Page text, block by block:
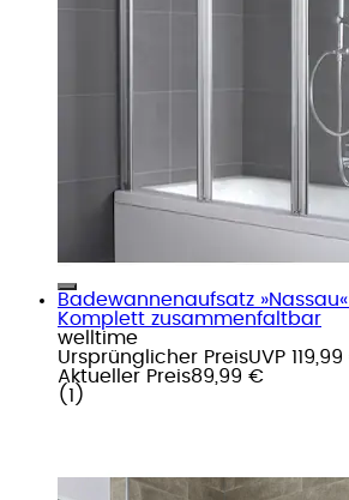
Badewannenaufsatz »Nassau«
Komplett zusammenfaltbar
welltime
Ursprünglicher PreisUVP
Aktueller Preis89,99 €
( 1 )